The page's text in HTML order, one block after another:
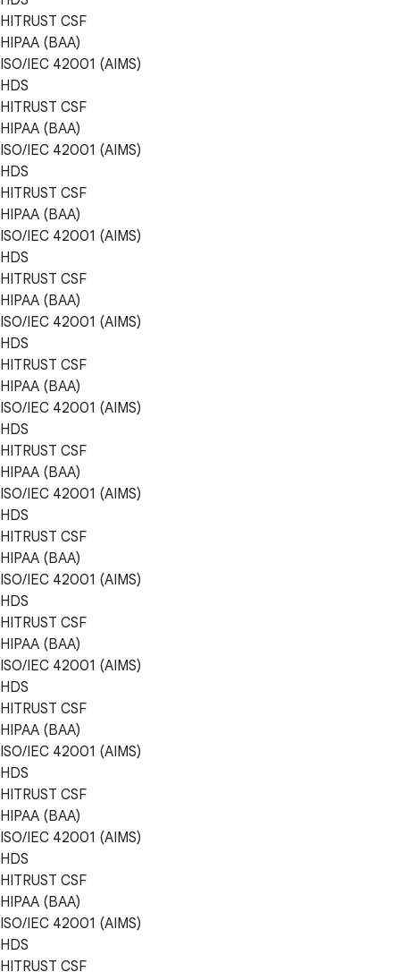
HITRUST CSF
HIPAA (BAA)
ISO/IEC 42001 (AIMS)
HDS
HITRUST CSF
HIPAA (BAA)
ISO/IEC 42001 (AIMS)
HDS
HITRUST CSF
HIPAA (BAA)
ISO/IEC 42001 (AIMS)
HDS
HITRUST CSF
HIPAA (BAA)
ISO/IEC 42001 (AIMS)
HDS
HITRUST CSF
HIPAA (BAA)
ISO/IEC 42001 (AIMS)
HDS
HITRUST CSF
HIPAA (BAA)
ISO/IEC 42001 (AIMS)
HDS
HITRUST CSF
HIPAA (BAA)
ISO/IEC 42001 (AIMS)
HDS
HITRUST CSF
HIPAA (BAA)
ISO/IEC 42001 (AIMS)
HDS
HITRUST CSF
HIPAA (BAA)
ISO/IEC 42001 (AIMS)
HDS
HITRUST CSF
HIPAA (BAA)
ISO/IEC 42001 (AIMS)
HDS
HITRUST CSF
HIPAA (BAA)
ISO/IEC 42001 (AIMS)
HDS
HITRUST CSF